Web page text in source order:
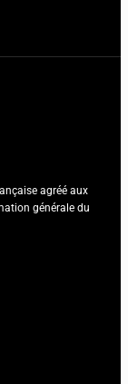
agréé aux
générale du